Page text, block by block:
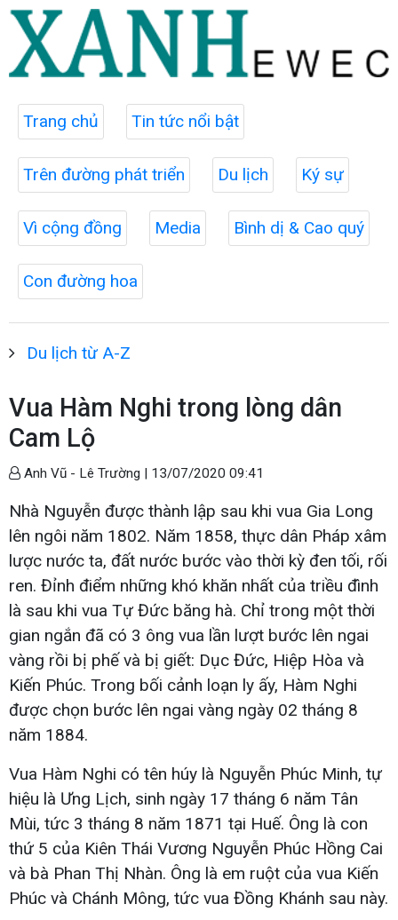
Trang chủ Tin tức nổi bật
Trên đường phát triển Du lịch Ký sự
Vì cộng đồng Media Bình dị & Cao quý
Con đường hoa
Du lịch từ A-Z
Vua Hàm Nghi trong lòng dân
Cam Lộ
Anh Vũ - Lê Trường | 13/07/2020 09:41
Nhà Nguyễn được thành lập sau khi vua Gia Long
lên ngôi năm 1802. Năm 1858, thực dân Pháp xâm
lược nước ta, đất nước bước vào thời kỳ đen tối, rối
ren. Đỉnh điểm những khó khăn nhất của triều đình
là sau khi vua Tự Đức băng hà. Chỉ trong một thời
gian ngắn đã có 3 ông vua lần lượt bước lên ngai
vàng rồi bị phế và bị giết: Dục Đức, Hiệp Hòa và
Kiến Phúc. Trong bối cảnh loạn ly ấy, Hàm Nghi
được chọn bước lên ngai vàng ngày 02 tháng 8
năm 1884.
Vua Hàm Nghi có tên húy là Nguyễn Phúc Minh, tự
hiệu là Ưng Lịch, sinh ngày 17 tháng 6 năm Tân
Mùi, tức 3 tháng 8 năm 1871 tại Huế. Ông là con
thứ 5 của Kiên Thái Vương Nguyễn Phúc Hồng Cai
và bà Phan Thị Nhàn. Ông là em ruột của vua Kiến
Phúc và Chánh Mông, tức vua Đồng Khánh sau này.